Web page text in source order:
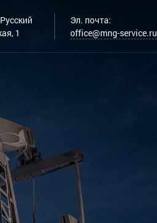
1
Эл. почта:
office@mng-service.ru